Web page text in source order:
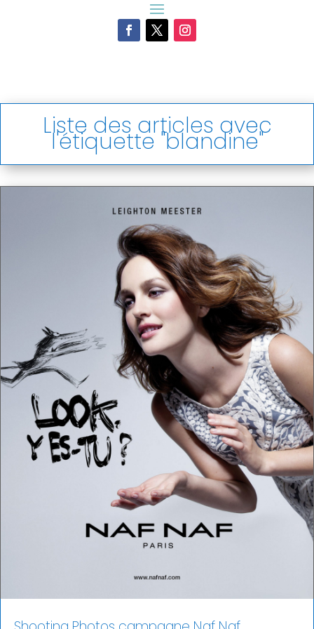
Liste des articles avec
l'étiquette "blandine"